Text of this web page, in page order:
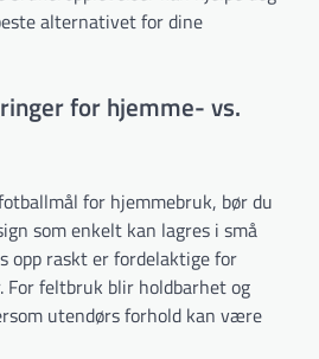
alternativet for dine
for hjemme- vs.
for hjemmebruk, bør du
som enkelt kan lagres i små
opp raskt er fordelaktige for
feltbruk blir holdbarhet og
utendørs forhold kan være